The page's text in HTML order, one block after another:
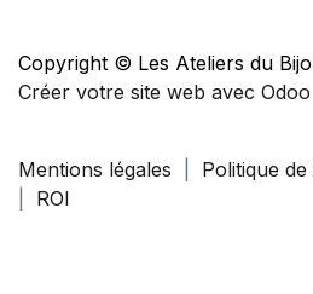
Copyright © Les Ateliers du
Créer votre site web avec Odoo
Mentions légales Politique
ROI